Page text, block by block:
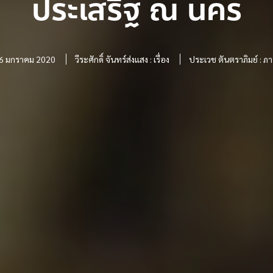
ประเสริฐ ณ นคร
มกราคม 2020 วีระศักดิ์ จันทร์ส่งแสง : เรื่อง ประเวช ตันตราภิมย์ : ภ